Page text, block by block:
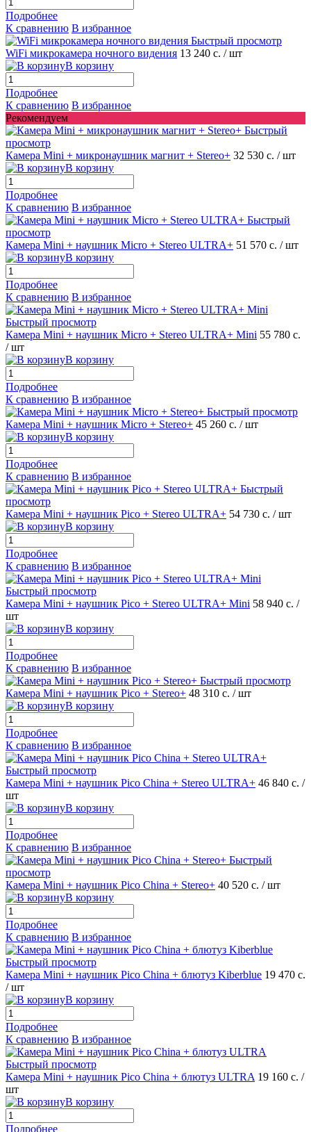
Подробнее
К сравнению В избранное
Быстрый просмотр
WiFi микрокамера ночного видения 13 240 с. / шт
В корзину
Подробнее
К сравнению В избранное
Рекомендуем
Быстрый
просмотр
Камера Mini + микронаушник магнит + Stereo+ 32 530 с. / шт
В корзину
Подробнее
К сравнению В избранное
Быстрый
просмотр
Камера Mini + наушник Micro + Stereo ULTRA+ 51 570 с. / шт
В корзину
Подробнее
К сравнению В избранное
Быстрый просмотр
Камера Mini + наушник Micro + Stereo ULTRA+ Mini 55 780 с.
/ шт
В корзину
Подробнее
К сравнению В избранное
Быстрый просмотр
Камера Mini + наушник Micro + Stereo+ 45 260 с. / шт
В корзину
Подробнее
К сравнению В избранное
Быстрый
просмотр
Камера Mini + наушник Pico + Stereo ULTRA+ 54 730 с. / шт
В корзину
Подробнее
К сравнению В избранное
Быстрый просмотр
Камера Mini + наушник Pico + Stereo ULTRA+ Mini 58 940 с. /
шт
В корзину
Подробнее
К сравнению В избранное
Быстрый просмотр
Камера Mini + наушник Pico + Stereo+ 48 310 с. / шт
В корзину
Подробнее
К сравнению В избранное
Быстрый просмотр
Камера Mini + наушник Pico China + Stereo ULTRA+ 46 840 с. /
шт
В корзину
Подробнее
К сравнению В избранное
Быстрый
просмотр
Камера Mini + наушник Pico China + Stereo+ 40 520 с. / шт
В корзину
Подробнее
К сравнению В избранное
Быстрый просмотр
Камера Mini + наушник Pico China + блютуз Kiberblue 19 470 с.
/ шт
В корзину
Подробнее
К сравнению В избранное
Быстрый просмотр
Камера Mini + наушник Pico China + блютуз ULTRA 19 160 с. /
шт
В корзину
Подробнее